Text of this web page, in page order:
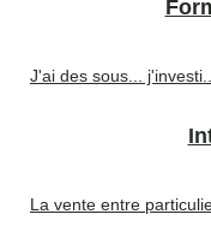
J'ai des sous... j'investi...
La vente entre